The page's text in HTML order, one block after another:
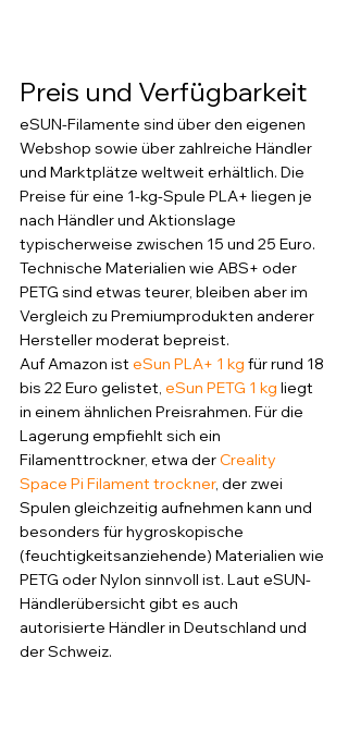
Preis und Verfügbarkeit
eSUN-Filamente sind über den eigenen
Webshop sowie über zahlreiche Händler
und Marktplätze weltweit erhältlich. Die
Preise für eine 1-kg-Spule PLA+ liegen je
nach Händler und Aktionslage
typischerweise zwischen 15 und 25 Euro.
Technische Materialien wie ABS+ oder
PETG sind etwas teurer, bleiben aber im
Vergleich zu Premiumprodukten anderer
Hersteller moderat bepreist.
Auf Amazon ist eSun PLA+ 1 kg für rund 18
bis 22 Euro gelistet, eSun PETG 1 kg liegt
in einem ähnlichen Preisrahmen. Für die
Lagerung empfiehlt sich ein
Filamenttrockner, etwa der Creality
Space Pi Filament trockner, der zwei
Spulen gleichzeitig aufnehmen kann und
besonders für hygroskopische
(feuchtigkeitsanziehende) Materialien wie
PETG oder Nylon sinnvoll ist. Laut eSUN-
Händlerübersicht gibt es auch
autorisierte Händler in Deutschland und
der Schweiz.